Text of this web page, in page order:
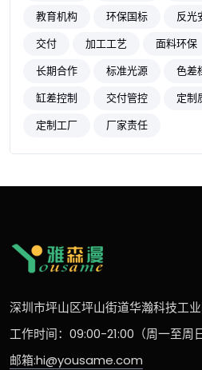
教育机构
环保国标 反光
交付
加工工艺 面料环保
长期合作
标准光源 色差
缸差控制
交付管控 定制
定制工厂
厂家责任
深圳市坪山区坪山街道华瀚科技工
工作时间：09:00-21:00（周一至周日
邮箱:hi@yousame.com